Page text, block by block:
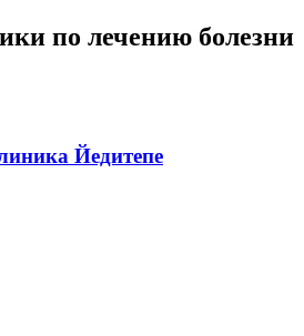
по лечению болезни
Йедитепе